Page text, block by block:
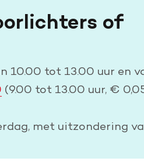
of
tot 13.00 uur en
(9.00 tot 13.00 uur, €
met uitzondering